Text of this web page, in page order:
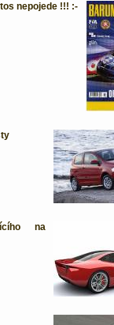
nepojede !!! :-
na